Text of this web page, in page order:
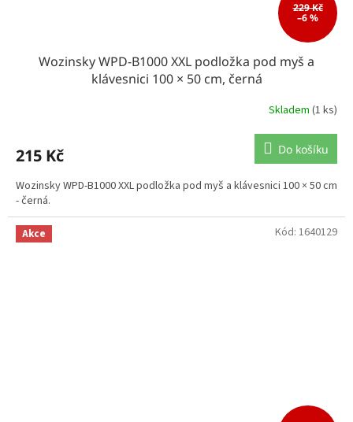
229 Kč
–6 %
Wozinsky WPD-B1000 XXL podložka pod myš a
klávesnici 100 × 50 cm, černá
Skladem (1 ks)
215 Kč Do košíku
Wozinsky WPD-B1000 XXL podložka pod myš a klávesnici 100 × 50 cm
- černá.
Akce Kód: 1640129